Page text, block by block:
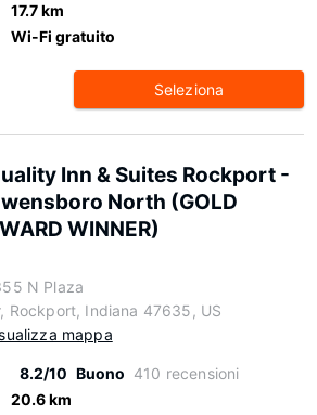
17.7 km
Wi-Fi gratuito
Seleziona
Inn & Suites Rockport -
North (GOLD
WINNER)
N Plaza
Rockport, Indiana 47635, US
mappa
8.2/10 Buono 410 recensioni
20.6 km